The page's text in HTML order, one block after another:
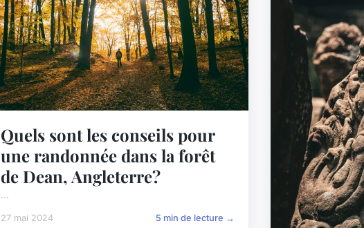
Quels sont les conseils pour
une randonnée dans la forêt
de Dean, Angleterre?
...
27 mai 2024 5 min de lecture →